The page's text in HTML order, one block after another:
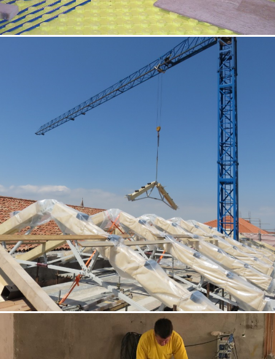
Palazzo storico 01 Venezia